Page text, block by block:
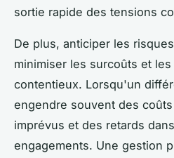
sortie rapide des tensions
De plus, anticiper les
minimiser les surcoûts et
contentieux. Lorsqu'un
engendre souvent des
imprévus et des retards
engagements. Une gestion